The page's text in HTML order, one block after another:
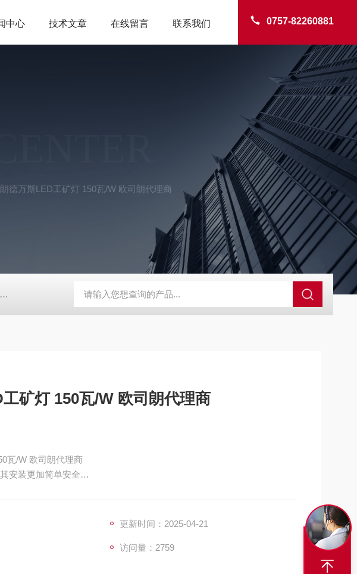
0757-82260881
中心 技术文章 在线留言 联系我们
朗德万斯LED工矿灯 150瓦/W 欧司朗代理商
消防应急雷士双头应急灯 LS-ZFZD-E3WSA/XFZ-Y3SSAD 佛山照明LED泛光灯 明欣
矿灯 150瓦/W 欧司朗代理商
瓦/W 欧司朗代理商
安装更加简单安全
更新时间：2025-04-21
访问量：2759